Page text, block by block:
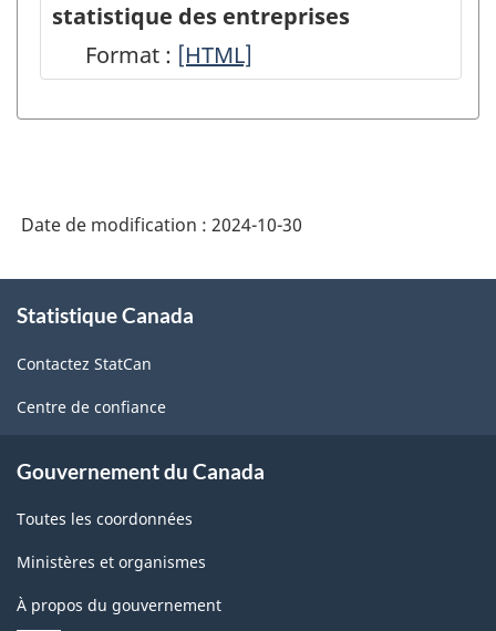
statistique des entreprises
Format : Aperçu
Programme
la
statistique
des
[HTML]
Date de modification : 2024-10-30
propos
ce
site
Statistique Canada
Contactez StatCan
Centre de confiance
Gouvernement du Canada
Toutes les coordonnées
Ministères et organismes
À propos du gouvernement